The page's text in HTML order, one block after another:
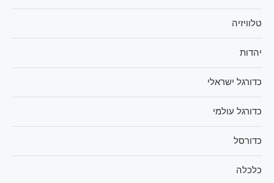
טלוויזיה
יהדות
כדורגל ישראלי
כדורגל עולמי
כדורסל
כלכלה